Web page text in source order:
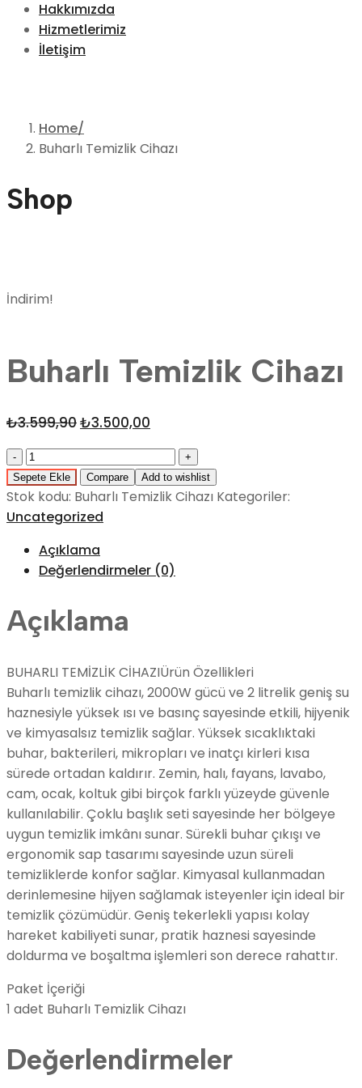
Hakkımızda
Hizmetlerimiz
İletişim
Home
Buharlı Temizlik Cihazı
Shop
İndirim!
Buharlı Temizlik Cihazı
₺3.599,90Orijinal
₺3.599,90.
₺3.500,00
fiyat:
₺3.500,00.
Quantity
Sepete Ekle Compare Add to wishlist
Stok kodu: Buharlı Temizlik Cihazı Kategoriler:
Uncategorized
Açıklama
Değerlendirmeler (0)
Açıklama
BUHARLI TEMİZLİK CİHAZIÜrün Özellikleri
Buharlı temizlik cihazı, 2000W gücü ve 2 litrelik geniş su
haznesiyle yüksek ısı ve basınç sayesinde etkili, hijyenik
ve kimyasalsız temizlik sağlar. Yüksek sıcaklıktaki
buhar, bakterileri, mikropları ve inatçı kirleri kısa
sürede ortadan kaldırır. Zemin, halı, fayans, lavabo,
cam, ocak, koltuk gibi birçok farklı yüzeyde güvenle
kullanılabilir. Çoklu başlık seti sayesinde her bölgeye
uygun temizlik imkânı sunar. Sürekli buhar çıkışı ve
ergonomik sap tasarımı sayesinde uzun süreli
temizliklerde konfor sağlar. Kimyasal kullanmadan
derinlemesine hijyen sağlamak isteyenler için ideal bir
temizlik çözümüdür. Geniş tekerlekli yapısı kolay
hareket kabiliyeti sunar, pratik haznesi sayesinde
doldurma ve boşaltma işlemleri son derece rahattır.
Paket İçeriği
1 adet Buharlı Temizlik Cihazı
Değerlendirmeler